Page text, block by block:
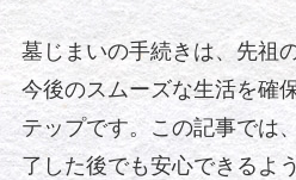
墓じまいの手続きは、先祖
今後のスムーズな生活を確
テップです。この記事では
了した後でも安心できるよ